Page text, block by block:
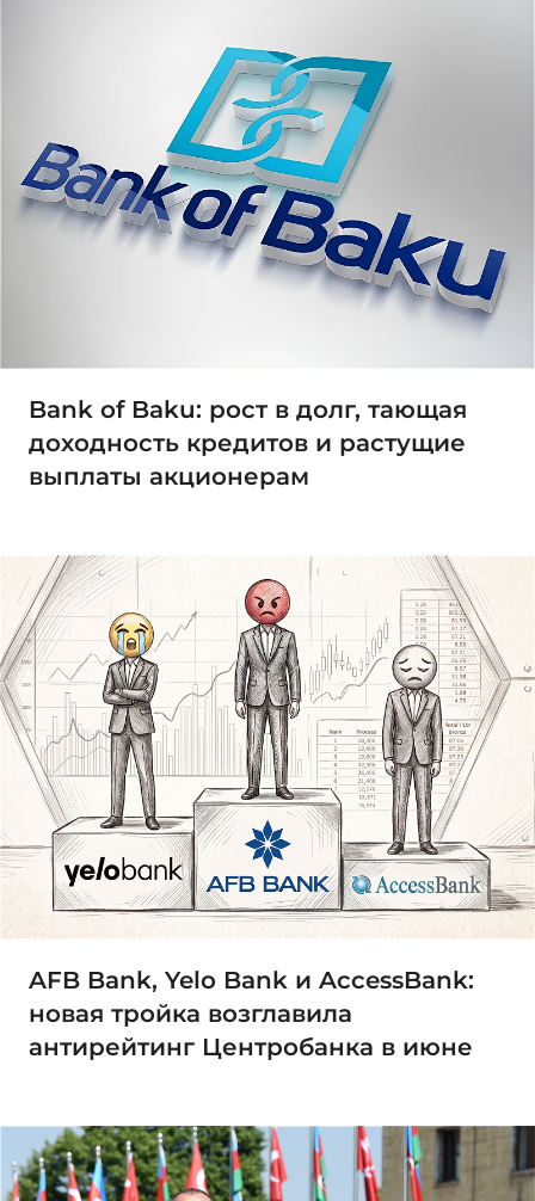
Bank of Baku: рост в долг, тающая
доходность кредитов и растущие
выплаты акционерам
AFB Bank, Yelo Bank и AccessBank:
новая тройка возглавила
антирейтинг Центробанка в июне